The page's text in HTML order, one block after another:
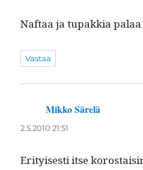
Naf­taa ja tupakkia
Vastaa
Mikko Särelä
2.5.2010 21:51
Eri­tyis­es­ti itse